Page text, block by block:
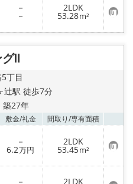
－
－
2LDK
53.28m² お
気
に
り
Ⅱ
丁目
辻駅 徒歩7分
築27年
敷金/礼金 間取り/専有面積
－
6.2万円
2LDK
53.45m² お
気
に
入
－ 2LDK